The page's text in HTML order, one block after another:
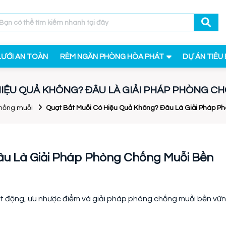
AN TOÀN RÈM NGĂN PHÒNG HÒA PHÁT DỰ ÁN TIÊU
QUẢ KHÔNG? ĐÂU LÀ GIẢI PHÁP PHÒNG
muỗi Quạt Bắt Muỗi Có Hiệu Quả Không? Đâu Là Giải Pháp
Là Giải Pháp Phòng Chống Muỗi Bền
ưu nhược điểm và giải pháp phòng chống muỗi bền